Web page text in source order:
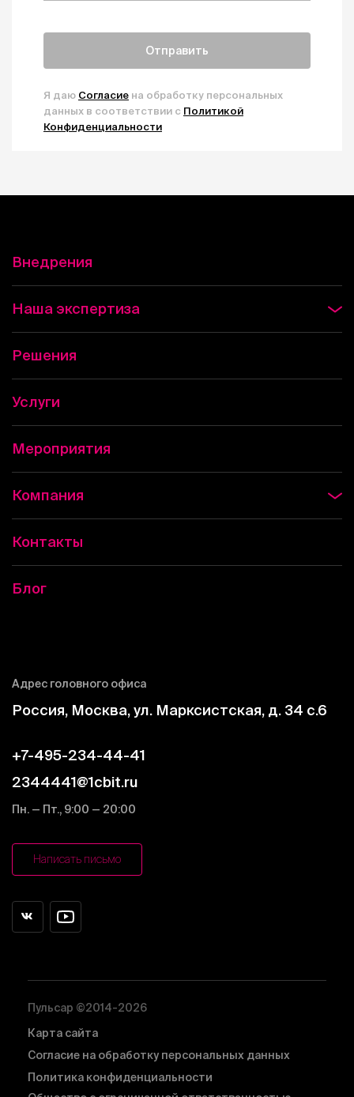
Отправить
Я даю Согласие на обработку персональных
данных в соответствии с Политикой
Конфиденциальности
Внедрения
Наша экспертиза
Решения
Услуги
Мероприятия
Компания
Контакты
Блог
Адрес головного офиса
Россия, Москва, ул. Марксистская, д. 34 c.6
+7-495-234-44-41
2344441@1cbit.ru
Пн. — Пт., 9:00 — 20:00
Написать письмо
Пульсар ©2014-2026
Карта сайта
Согласие на обработку персональных данных
Политика конфиденциальности